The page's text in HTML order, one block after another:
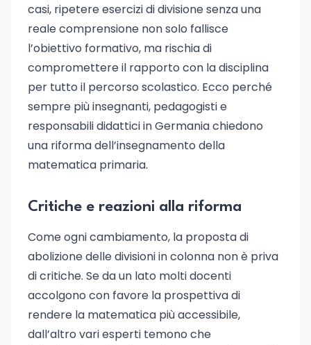
casi, ripetere esercizi di divisione senza una
reale comprensione non solo fallisce
l’obiettivo formativo, ma rischia di
compromettere il rapporto con la disciplina
per tutto il percorso scolastico. Ecco perché
sempre più insegnanti, pedagogisti e
responsabili didattici in Germania chiedono
una riforma dell’insegnamento della
matematica primaria.
Critiche e reazioni alla riforma
Come ogni cambiamento, la proposta di
abolizione delle divisioni in colonna non è priva
di critiche. Se da un lato molti docenti
accolgono con favore la prospettiva di
rendere la matematica più accessibile,
dall’altro vari esperti temono che